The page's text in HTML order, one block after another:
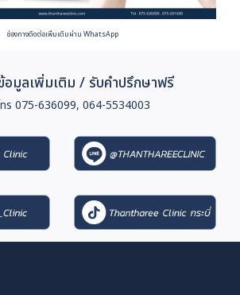
ช่องทางติดต่อเพิ่มเติมผ่าน WhatsApp
อมูลเพิ่มเติม / รับคำปรึกษาฟรี
ทร 075-636099, 064-5534003